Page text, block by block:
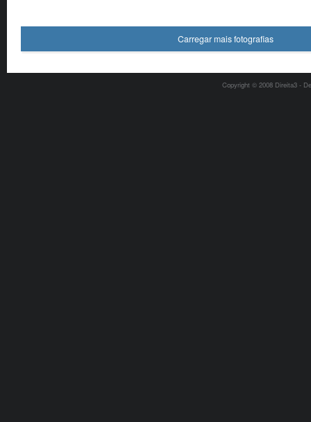
Carregar mais fotografias
Copyright © 2008 Direita3 -